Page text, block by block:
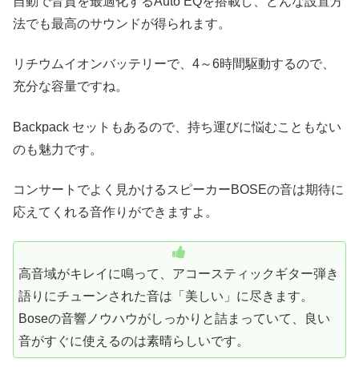
法でも最高のサウンドが得られます。
リチウムイオンバッテリーで、4～6時間駆動するので、
充分な容量ですね。
Backpack セットもあるので、持ち運びに悩むこともない
のも魅力です。
コンサートでよく見かけるスピーカーBOSEの音は期待に
応えてくれる音作りができますよ。
高音域がキレイに鳴って、アコースティックギター弾き
語りにチューンされた音は「美しい」に尽きます。
Boseの音響ノウハウがしっかりと詰まっていて、良い
音がすぐに使えるのは素晴らしいです。